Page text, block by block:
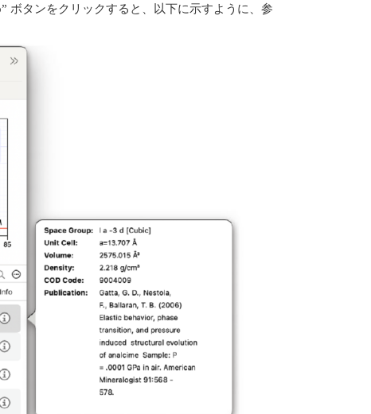
ボタンをクリックすると、以下に示すように、参